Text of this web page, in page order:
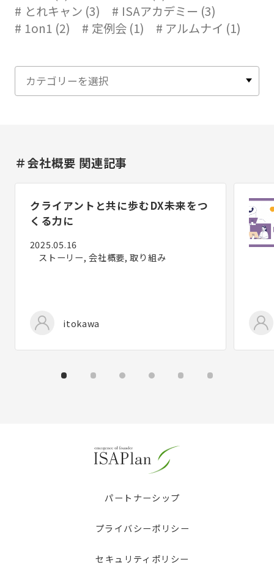
とれキャン (3)
ISAアカデミー (3)
1on1 (2)
定例会 (1) アルムナイ (1)
＃会社概要 関連記事
クライアントと共に歩むDX――未来をつ
くる力に
2025.05.16
ストーリー, 会社概要, 取り組み
itokawa
パートナーシップ
プライバシーポリシー
セキュリティポリシー